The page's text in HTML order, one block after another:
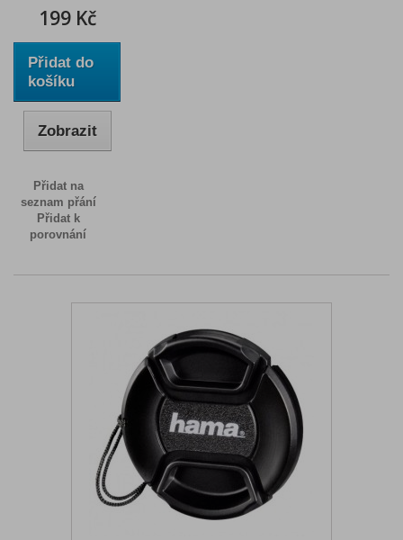
199 Kč
Přidat do
košíku
Zobrazit
Přidat na
seznam přání
Přidat k
porovnání